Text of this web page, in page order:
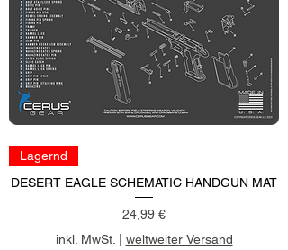
Lagernd
DESERT EAGLE SCHEMATIC HANDGUN MAT
Preis
24,99 €
inkl. MwSt.| weltweiter Versand